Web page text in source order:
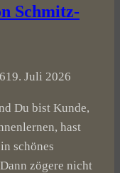
Schmitz-
19. Juli 2026
Du bist Kunde,
hast
schönes
zögere nicht